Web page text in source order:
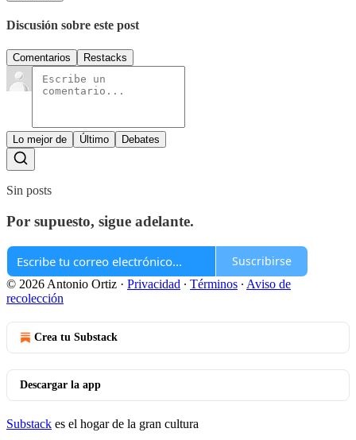
Discusión sobre este post
Comentarios Restacks
Lo mejor de Último Debates
Sin posts
Por supuesto, sigue adelante.
Suscribirse
© 2026 Antonio Ortiz · Privacidad ∙ Términos ∙ Aviso de
recolección
Crea tu Substack
Descargar la app
Substack es el hogar de la gran cultura